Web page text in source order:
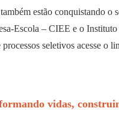
estão conquistando
Escola – CIEE e o
seletivos acesse o
vidas,